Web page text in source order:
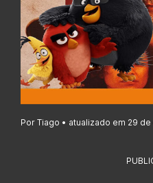
Por Tiago • atualizado em 29